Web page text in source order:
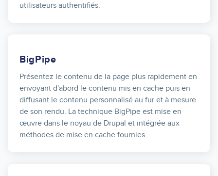
utilisateurs authentifiés.
BigPipe
Présentez le contenu de la page plus rapidement en
envoyant d'abord le contenu mis en cache puis en
diffusant le contenu personnalisé au fur et à mesure
de son rendu. La technique BigPipe est mise en
œuvre dans le noyau de Drupal et intégrée aux
méthodes de mise en cache fournies.